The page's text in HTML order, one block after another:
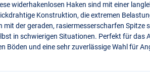
widerhakenlosen Haken sind mit einer
Konstruktion, die extremen
der geraden, rasiermesserscharfen Spitze
in schwierigen Situationen. Perfekt für das
Böden und eine sehr zuverlässige Wahl für